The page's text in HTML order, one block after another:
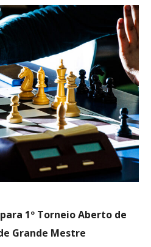
1º Torneio Aberto de
Grande Mestre